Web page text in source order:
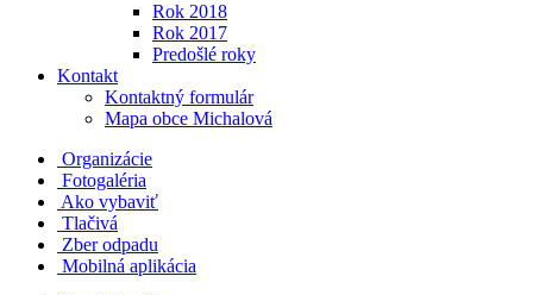
Rok 2018
Rok 2017
Predošlé roky
Kontakt
Kontaktný formulár
Mapa obce Michalová
Organizácie
Fotogaléria
Ako vybaviť
Tlačivá
Zber odpadu
Mobilná aplikácia